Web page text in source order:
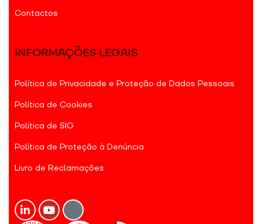
Contactos
INFORMAÇÕES LEGAIS
Política de Privacidade e Proteção de Dados Pessoais
Política de Cookies
Política de SIG
Política de Proteção à Denúncia
Livro de Reclamações